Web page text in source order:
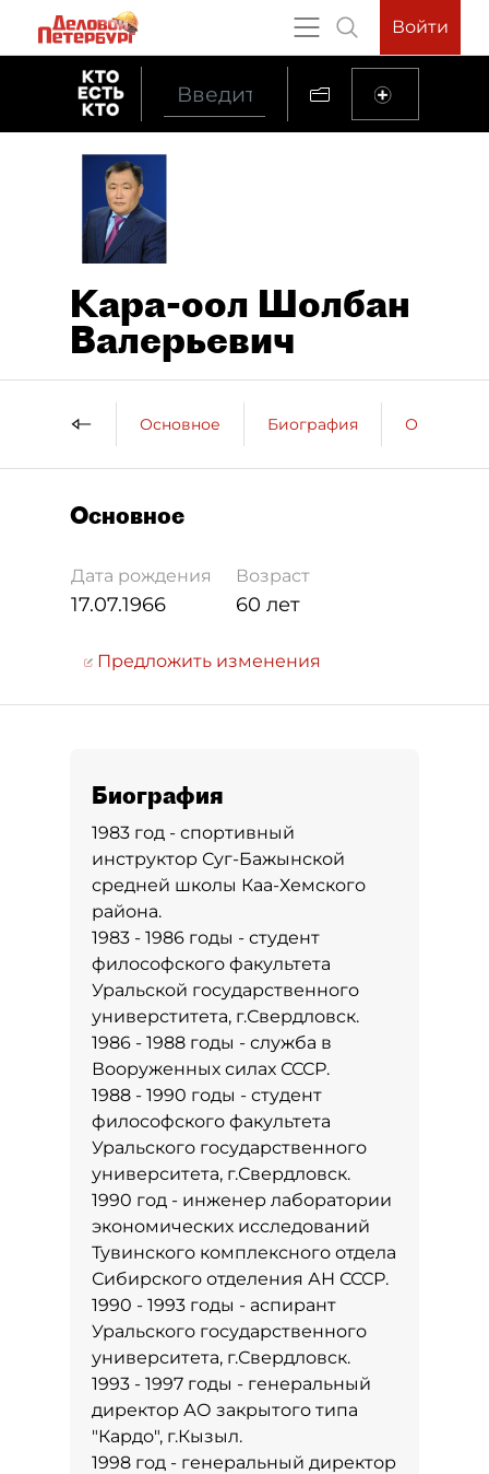
Войти
Кара-оол Шолбан
Валерьевич
Основное Биография
Основное
Дата рождения
17.07.1966
Возраст
60 лет
Предложить изменения
Биография
1983 год - спортивный
инструктор Суг-Бажынской
средней школы Каа-Хемского
района.
1983 - 1986 годы - студент
философского факультета
Уральской государственного
универститета, г.Свердловск.
1986 - 1988 годы - служба в
Вооруженных силах СССР.
1988 - 1990 годы - студент
философского факультета
Уральского государственного
университета, г.Свердловск.
1990 год - инженер лаборатории
экономических исследований
Тувинского комплексного отдела
Сибирского отделения АН СССР.
1990 - 1993 годы - аспирант
Уральского государственного
университета, г.Свердловск.
1993 - 1997 годы - генеральный
директор АО закрытого типа
"Кардо", г.Кызыл.
1998 год - генеральный директор